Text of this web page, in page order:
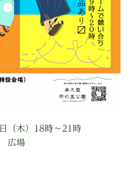
（木）18時〜21時
広場